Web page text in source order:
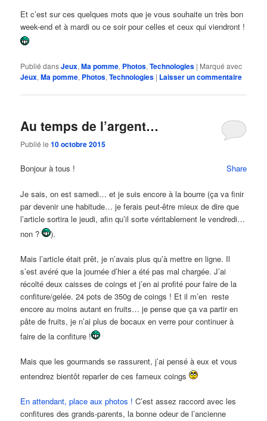
Et c’est sur ces quelques mots que je vous souhaite un très bon
week-end et à mardi ou ce soir pour celles et ceux qui viendront !
Publié dansJeux,Ma pomme, Photos,Technologies | Marqué avec
Jeux,Ma pomme, Photos,Technologies | Laisser un commentaire
Au temps de l’argent…
Publié le10 octobre 2015
Share
Bonjour à tous !
Je sais, on est samedi… et je suis encore à la bourre (ça va finir
par devenir une habitude… je ferais peut-être mieux de dire que
l’article sortira le jeudi, afin qu’il sorte véritablement le vendredi…
non ?
).
Mais l’article était prêt, je n’avais plus qu’à mettre en ligne. Il
s’est avéré que la journée d’hier a été pas mal chargée. J’ai
récolté deux caisses de coings et j’en ai profité pour faire de la
confiture/gelée. 24 pots de 350g de coings ! Et il m’en reste
encore au moins autant en fruits… je pense que ça va partir en
pâte de fruits, je n’ai plus de bocaux en verre pour continuer à
faire de la confiture !
Mais que les gourmands se rassurent, j’ai pensé à eux et vous
entendrez bientôt reparler de ces fameux coings
En attendant, place aux photos ! C’est assez raccord avec les
confitures des grands-parents, la bonne odeur de l’ancienne